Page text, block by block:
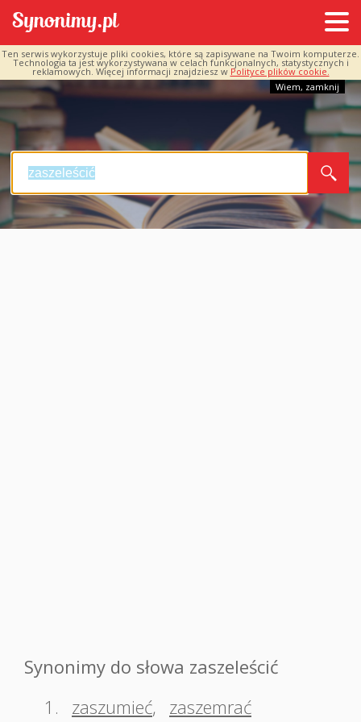
Ten serwis wykorzystuje pliki cookies, które są zapisywane na Twoim komputerze.
Technologia ta jest wykorzystywana w celach funkcjonalnych, statystycznych i
reklamowych. Więcej informacji znajdziesz w Polityce plików cookie.
Wiem, zamknij
Synonimy do słowa zaszeleścić
1.
zaszumieć, zaszemrać